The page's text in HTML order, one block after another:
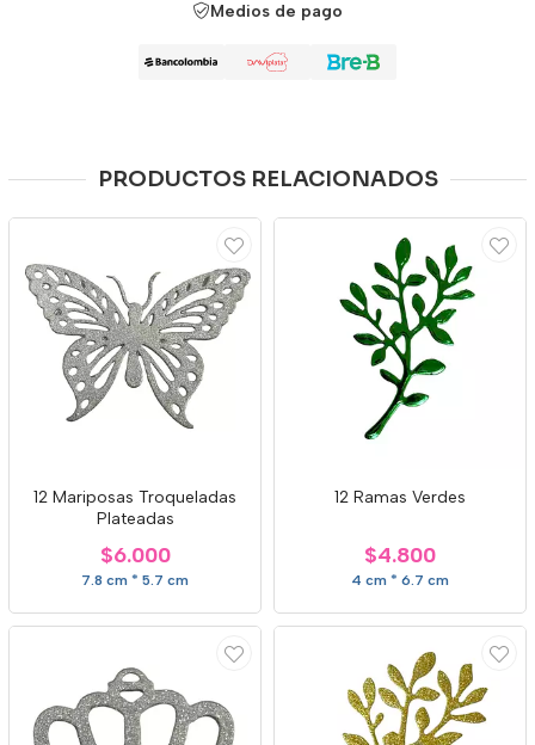
Medios de pago
PRODUCTOS RELACIONADOS
12 Mariposas Troqueladas
Plateadas
$6.000
7.8 cm * 5.7 cm
12 Ramas Verdes
$4.800
4 cm * 6.7 cm